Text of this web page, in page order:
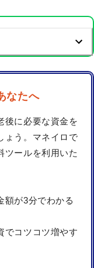
なたへ
後に必要な資金を
ょう。マネイロで
ツールを利用いた
額が3分でわかる
でコツコツ増やす